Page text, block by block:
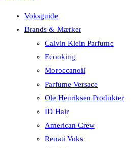
Voksguide
Brands & Mærker
Calvin Klein Parfume
Ecooking
Moroccanoil
Parfume Versace
Ole Henriksen Produkter
ID Hair
American Crew
Renati Voks